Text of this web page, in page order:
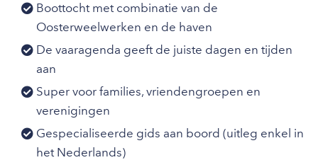
Boottocht met combinatie van de
Oosterweelwerken en de haven
De vaaragenda geeft de juiste dagen en tijden
aan
Super voor families, vriendengroepen en
verenigingen
Gespecialiseerde gids aan boord (uitleg enkel in
het Nederlands)